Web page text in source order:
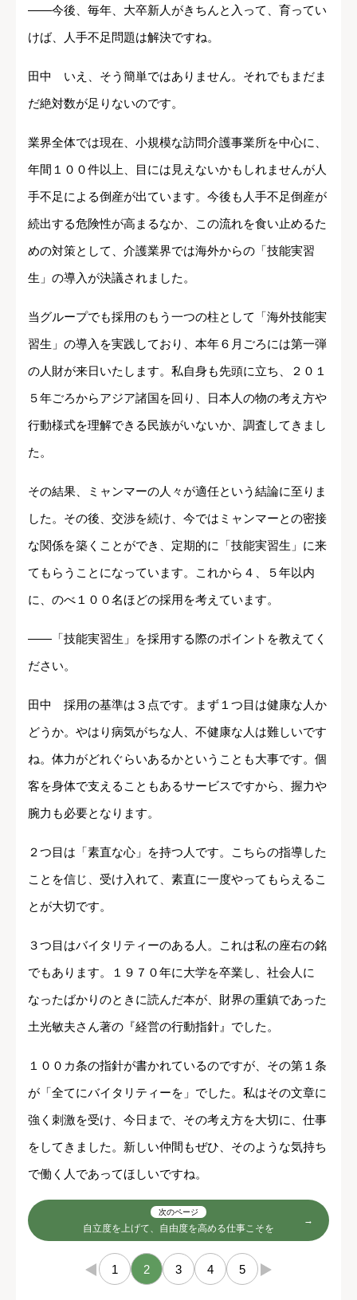
――今後、毎年、大卒新人がきちんと入って、育ってい
けば、人手不足問題は解決ですね。
田中 いえ、そう簡単ではありません。それでもまだま
だ絶対数が足りないのです。
業界全体では現在、小規模な訪問介護事業所を中心に、
年間１００件以上、目には見えないかもしれませんが人
手不足による倒産が出ています。今後も人手不足倒産が
続出する危険性が高まるなか、この流れを食い止めるた
めの対策として、介護業界では海外からの「技能実習
生」の導入が決議されました。
当グループでも採用のもう一つの柱として「海外技能実
習生」の導入を実践しており、本年６月ごろには第一弾
の人財が来日いたします。私自身も先頭に立ち、２０１
５年ごろからアジア諸国を回り、日本人の物の考え方や
行動様式を理解できる民族がいないか、調査してきまし
た。
その結果、ミャンマーの人々が適任という結論に至りま
した。その後、交渉を続け、今ではミャンマーとの密接
な関係を築くことができ、定期的に「技能実習生」に来
てもらうことになっています。これから４、５年以内
に、のべ１００名ほどの採用を考えています。
――「技能実習生」を採用する際のポイントを教えてく
ださい。
田中 採用の基準は３点です。まず１つ目は健康な人か
どうか。やはり病気がちな人、不健康な人は難しいです
ね。体力がどれぐらいあるかということも大事です。個
客を身体で支えることもあるサービスですから、握力や
腕力も必要となります。
２つ目は「素直な心」を持つ人です。こちらの指導した
ことを信じ、受け入れて、素直に一度やってもらえるこ
とが大切です。
３つ目はバイタリティーのある人。これは私の座右の銘
でもあります。１９７０年に大学を卒業し、社会人に
なったばかりのときに読んだ本が、財界の重鎮であった
土光敏夫さん著の『経営の行動指針』でした。
１００カ条の指針が書かれているのですが、その第１条
が「全てにバイタリティーを」でした。私はその文章に
強く刺激を受け、今日まで、その考え方を大切に、仕事
をしてきました。新しい仲間もぜひ、そのような気持ち
で働く人であってほしいですね。
次のページ
自立度を上げて、自由度を高める仕事こそを
← 1 2 3 4 5 →